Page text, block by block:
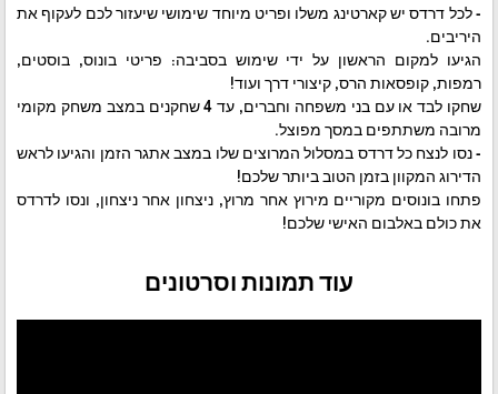
- לכל דרדס יש קארטינג משלו ופריט מיוחד שימושי שיעזור לכם לעקוף את
היריבים.
הגיעו למקום הראשון על ידי שימוש בסביבה: פריטי בונוס, בוסטים,
רמפות, קופסאות הרס, קיצורי דרך ועוד!
שחקו לבד או עם בני משפחה וחברים, עד 4 שחקנים במצב משחק מקומי
מרובה משתתפים במסך מפוצל.
- נסו לנצח כל דרדס במסלול המרוצים שלו במצב אתגר הזמן והגיעו לראש
הדירוג המקוון בזמן הטוב ביותר שלכם!
פתחו בונוסים מקוריים מירוץ אחר מרוץ, ניצחון אחר ניצחון, ונסו לדרדס
את כולם באלבום האישי שלכם!
עוד תמונות וסרטונים